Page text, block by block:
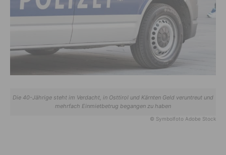
Die 40-Jährige steht im Verdacht, in Osttirol und Kärnten Geld veruntreut und
mehrfach Einmietbetrug begangen zu haben
© Symbolfoto Adobe Stock